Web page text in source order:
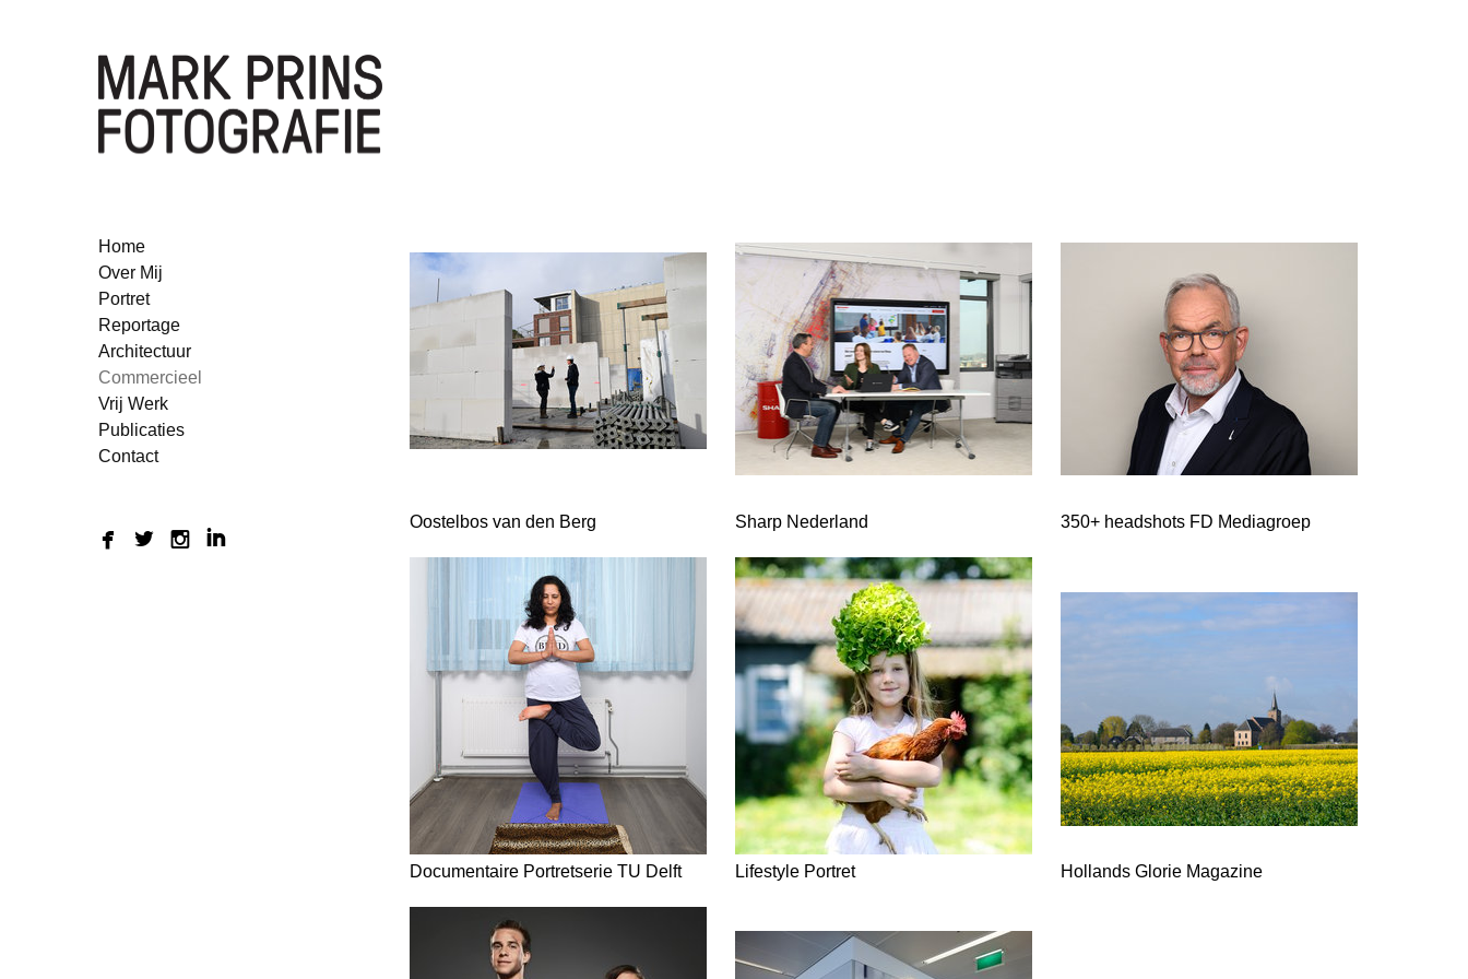
Home
Over Mij
Portret
Reportage
Architectuur
Commercieel
Vrij Werk
Publicaties
Contact
Oostelbos van den Berg Sharp Nederland 350+ headshots FD Mediagroep
Documentaire Portretserie TU Delft Lifestyle Portret Hollands Glorie Magazine